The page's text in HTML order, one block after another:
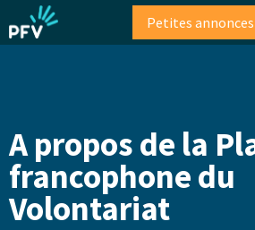
au
contenu
Petites annonces
A propos de la
francophone du
Volontariat